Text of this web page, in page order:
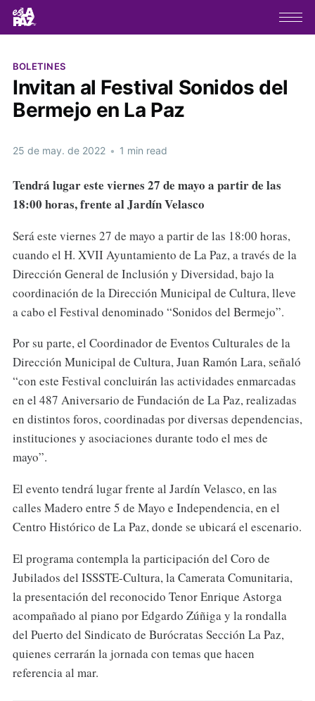
BOLETINES
Invitan al Festival Sonidos del
Bermejo en La Paz
25 de may. de 2022 • 1 min read
Tendrá lugar este viernes 27 de mayo a partir de las
18:00 horas, frente al Jardín Velasco
Será este viernes 27 de mayo a partir de las 18:00 horas,
cuando el H. XVII Ayuntamiento de La Paz, a través de la
Dirección General de Inclusión y Diversidad, bajo la
coordinación de la Dirección Municipal de Cultura, lleve
a cabo el Festival denominado “Sonidos del Bermejo”.
Por su parte, el Coordinador de Eventos Culturales de la
Dirección Municipal de Cultura, Juan Ramón Lara, señaló
“con este Festival concluirán las actividades enmarcadas
en el 487 Aniversario de Fundación de La Paz, realizadas
en distintos foros, coordinadas por diversas dependencias,
instituciones y asociaciones durante todo el mes de
mayo”.
El evento tendrá lugar frente al Jardín Velasco, en las
calles Madero entre 5 de Mayo e Independencia, en el
Centro Histórico de La Paz, donde se ubicará el escenario.
El programa contempla la participación del Coro de
Jubilados del ISSSTE-Cultura, la Camerata Comunitaria,
la presentación del reconocido Tenor Enrique Astorga
acompañado al piano por Edgardo Zúñiga y la rondalla
del Puerto del Sindicato de Burócratas Sección La Paz,
quienes cerrarán la jornada con temas que hacen
referencia al mar.